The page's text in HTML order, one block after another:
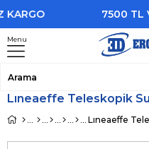
7500 TL VE
Menu
Lıneaeffe Teleskopik
Lıneaeffe